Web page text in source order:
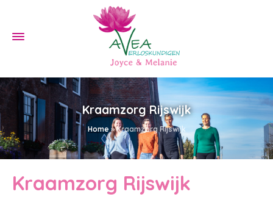
Kraamzorg Rijswijk
Home»Kraamzorg Rijswijk
Kraamzorg Rijswijk